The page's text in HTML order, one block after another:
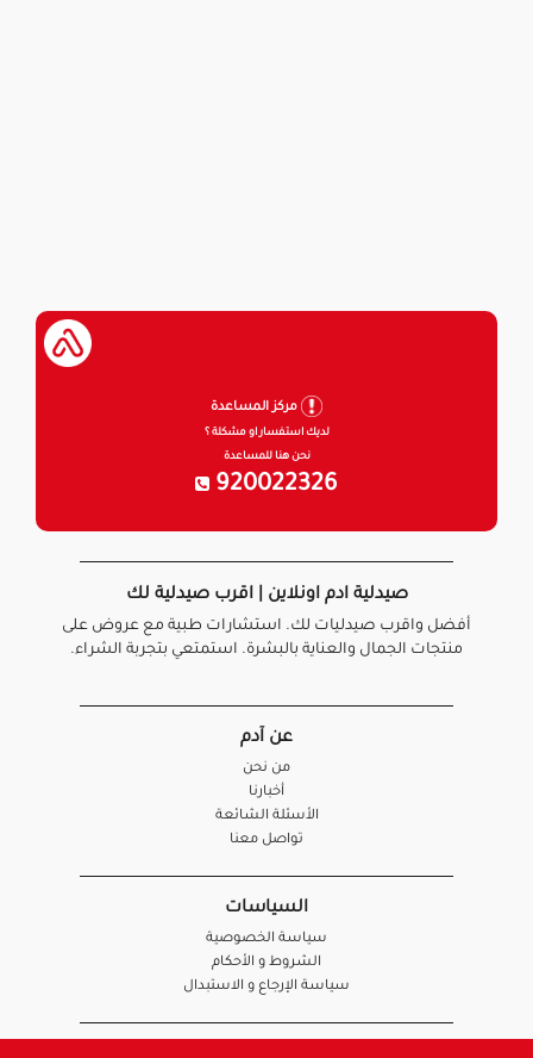
مركز المساعدة
لديك استفسار او مشكلة ؟
نحن هنا للمساعدة
920022326
صيدلية ادم اونلاين | اقرب صيدلية لك
أفضل واقرب صيدليات لك. استشارات طبية مع عروض على
منتجات الجمال والعناية بالبشرة. استمتعي بتجربة الشراء.
عن آدم
من نحن
أخبارنا
الأسئلة الشائعة
تواصل معنا
السياسات
سياسة الخصوصية
الشروط و الأحكام
سياسة الإرجاع و الاستبدال